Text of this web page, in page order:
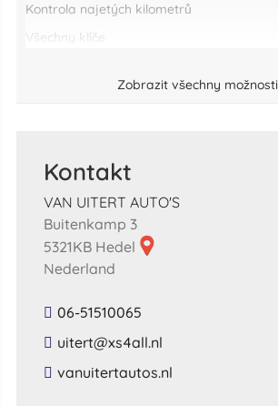
kontrola najetých kilometrů
všechny klíče
Zobrazit všechny možnosti
Kontakt
VAN UITERT AUTO'S
Buitenkamp 3
5321KB Hedel
Nederland
06-51510065
​uitert​@​xs4all​.​nl​
​vanuitertautos​.​nl​